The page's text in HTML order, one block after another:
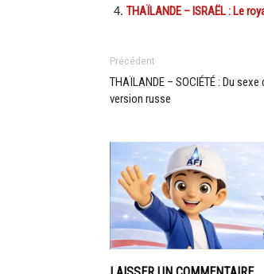
THAÏLANDE – ISRAËL : Le
Précédent
THAÏLANDE – SOCIÉTÉ : Du
version russe